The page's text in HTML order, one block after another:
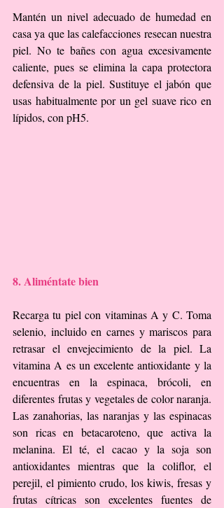
Mantén un nivel adecuado de humedad en
casa ya que las calefacciones resecan nuestra
piel. No te bañes con agua excesivamente
caliente, pues se elimina la capa protectora
defensiva de la piel. Sustituye el jabón que
usas habitualmente por un gel suave rico en
lípidos, con pH5.
8. Aliméntate bien
Recarga tu piel con vitaminas A y C. Toma
selenio, incluido en carnes y mariscos para
retrasar el envejecimiento de la piel. La
vitamina A es un excelente antioxidante y la
encuentras en la espinaca, brócoli, en
diferentes frutas y vegetales de color naranja.
Las zanahorias, las naranjas y las espinacas
son ricas en betacaroteno, que activa la
melanina. El té, el cacao y la soja son
antioxidantes mientras que la coliflor, el
perejil, el pimiento crudo, los kiwis, fresas y
frutas cítricas son excelentes fuentes de